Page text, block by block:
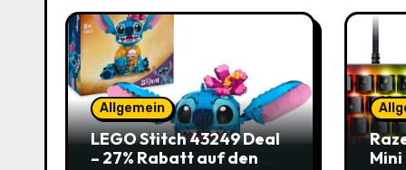
Allgemein
LEGO Stitch 43249 Deal
– 27% Rabatt auf den
Mini